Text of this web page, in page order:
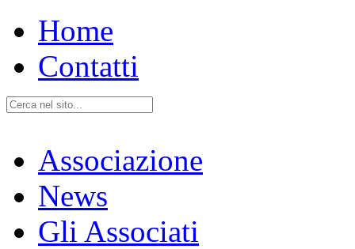
Home
Contatti
Associazione
News
Gli Associati